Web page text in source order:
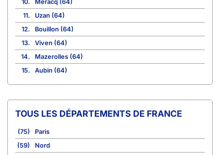
10.
Méracq (64)
11.
Uzan (64)
12.
Bouillon (64)
13.
Viven (64)
14.
Mazerolles (64)
15.
Aubin (64)
TOUS LES DÉPARTEMENTS DE FRANCE
(75)
Paris
(59)
Nord